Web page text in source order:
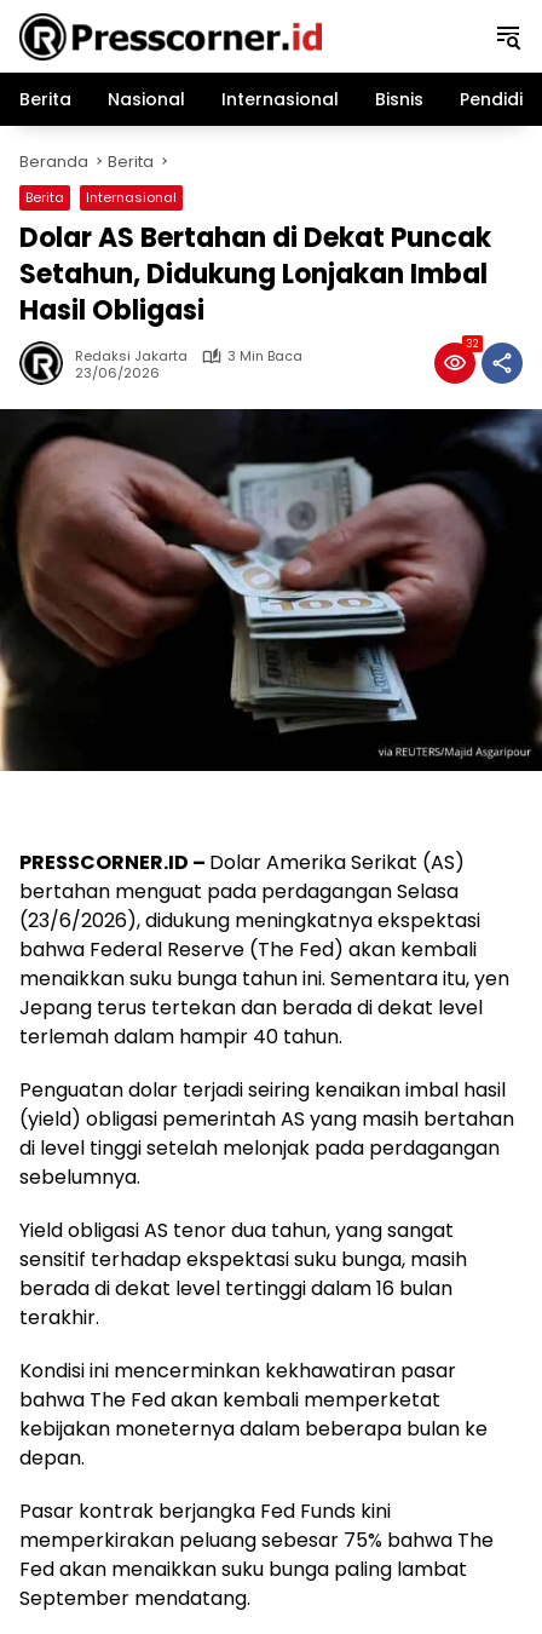
Langsung
konten
Berita
Nasional Internasional Bisnis
Beranda Berita
Berita Internasional
Dolar AS Bertahan di Dekat Puncak
Setahun, Didukung Lonjakan Imbal
Hasil Obligasi
Redaksi Jakarta
3 Min Baca
23/06/2026
32
PRESSCORNER.ID – Dolar Amerika Serikat (AS)
bertahan menguat pada perdagangan Selasa
(23/6/2026), didukung meningkatnya ekspektasi
bahwa Federal Reserve (The Fed) akan kembali
menaikkan suku bunga tahun ini. Sementara itu, yen
Jepang terus tertekan dan berada di dekat level
terlemah dalam hampir 40 tahun.
Penguatan dolar terjadi seiring kenaikan imbal hasil
(yield) obligasi pemerintah AS yang masih bertahan
di level tinggi setelah melonjak pada perdagangan
sebelumnya.
Yield obligasi AS tenor dua tahun, yang sangat
sensitif terhadap ekspektasi suku bunga, masih
berada di dekat level tertinggi dalam 16 bulan
terakhir.
Kondisi ini mencerminkan kekhawatiran pasar
bahwa The Fed akan kembali memperketat
kebijakan moneternya dalam beberapa bulan ke
depan.
Pasar kontrak berjangka Fed Funds kini
memperkirakan peluang sebesar 75% bahwa The
Fed akan menaikkan suku bunga paling lambat
September mendatang.